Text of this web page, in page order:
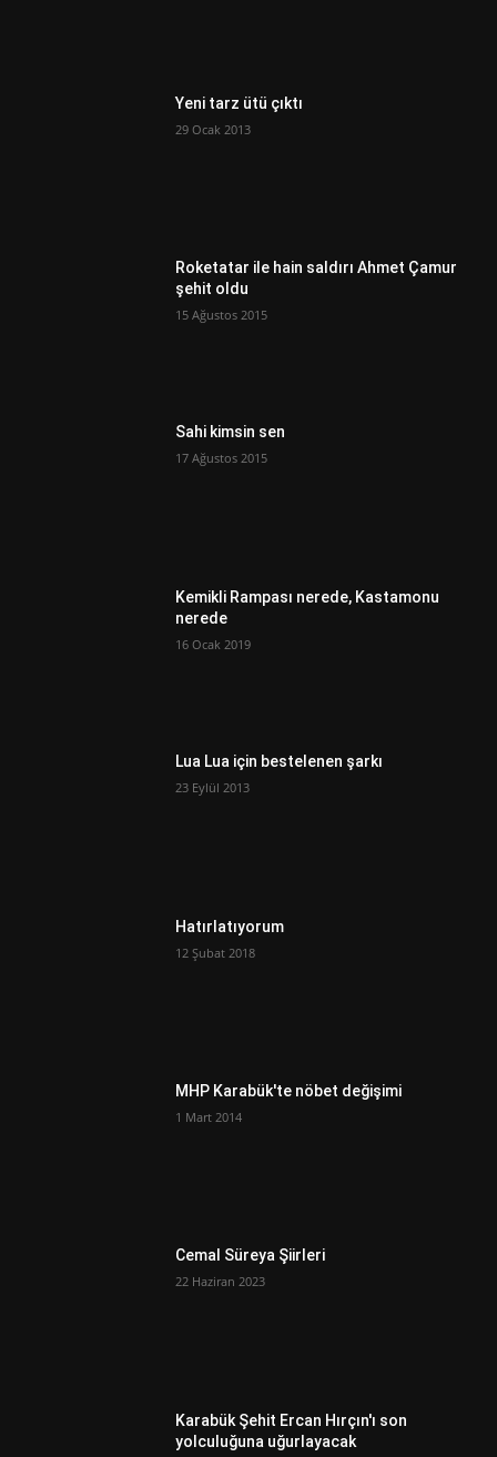
Yeni tarz ütü çıktı
29 Ocak 2013
Roketatar ile hain saldırı Ahmet Çamur
şehit oldu
15 Ağustos 2015
Sahi kimsin sen
17 Ağustos 2015
Kemikli Rampası nerede, Kastamonu
nerede
16 Ocak 2019
Lua Lua için bestelenen şarkı
23 Eylül 2013
Hatırlatıyorum
12 Şubat 2018
MHP Karabük'te nöbet değişimi
1 Mart 2014
Cemal Süreya Şiirleri
22 Haziran 2023
Karabük Şehit Ercan Hırçın'ı son
yolculuğuna uğurlayacak